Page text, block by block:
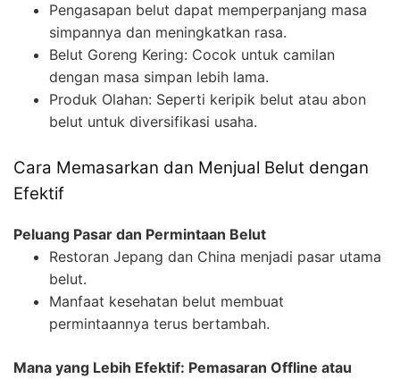
Pengasapan belut dapat memperpanjang masa
simpannya dan meningkatkan rasa.
Belut Goreng Kering: Cocok untuk camilan
dengan masa simpan lebih lama.
Produk Olahan: Seperti keripik belut atau abon
belut untuk diversifikasi usaha.
Cara Memasarkan dan Menjual Belut dengan
Efektif
Peluang Pasar dan Permintaan Belut
Restoran Jepang dan China menjadi pasar utama
belut.
Manfaat kesehatan belut membuat
permintaannya terus bertambah.
Mana yang Lebih Efektif: Pemasaran Offline atau